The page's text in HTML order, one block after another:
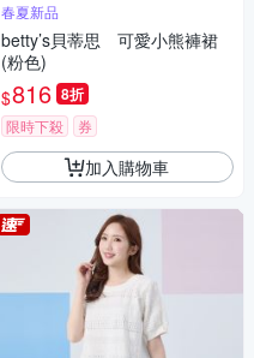
春夏新品
betty’s貝蒂思 可愛小熊褲裙
(粉色)
$816 8折
限時下殺 券
加入購物車